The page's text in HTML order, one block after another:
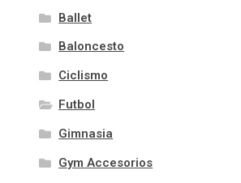
Ballet
Baloncesto
Ciclismo
Futbol
Gimnasia
Gym Accesorios